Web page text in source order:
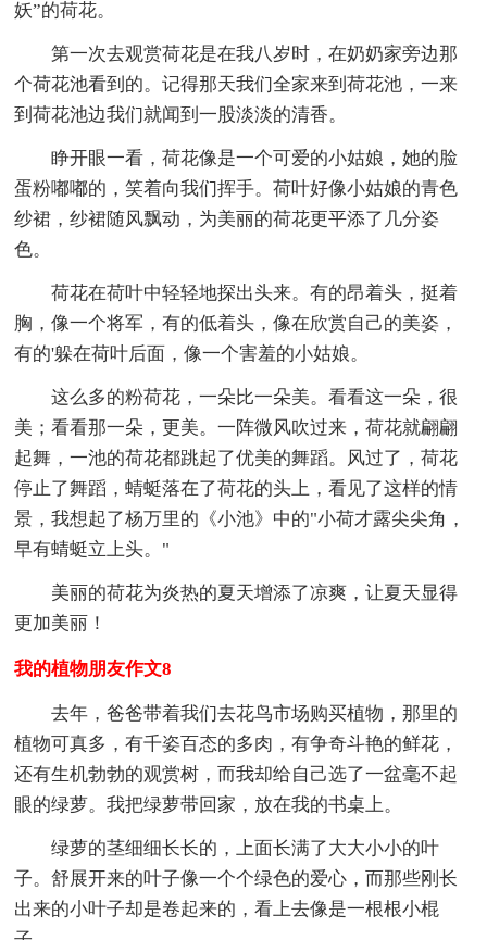
妖”的荷花。
第一次去观赏荷花是在我八岁时，在奶奶家旁边那
个荷花池看到的。记得那天我们全家来到荷花池，一来
到荷花池边我们就闻到一股淡淡的清香。
睁开眼一看，荷花像是一个可爱的小姑娘，她的脸
蛋粉嘟嘟的，笑着向我们挥手。荷叶好像小姑娘的青色
纱裙，纱裙随风飘动，为美丽的荷花更平添了几分姿
色。
荷花在荷叶中轻轻地探出头来。有的昂着头，挺着
胸，像一个将军，有的低着头，像在欣赏自己的美姿，
有的'躲在荷叶后面，像一个害羞的小姑娘。
这么多的粉荷花，一朵比一朵美。看看这一朵，很
美；看看那一朵，更美。一阵微风吹过来，荷花就翩翩
起舞，一池的荷花都跳起了优美的舞蹈。风过了，荷花
停止了舞蹈，蜻蜓落在了荷花的头上，看见了这样的情
景，我想起了杨万里的《小池》中的"小荷才露尖尖角，
早有蜻蜓立上头。"
美丽的荷花为炎热的夏天增添了凉爽，让夏天显得
更加美丽！
我的植物朋友作文8
去年，爸爸带着我们去花鸟市场购买植物，那里的
植物可真多，有千姿百态的多肉，有争奇斗艳的鲜花，
还有生机勃勃的观赏树，而我却给自己选了一盆毫不起
眼的绿萝。我把绿萝带回家，放在我的书桌上。
绿萝的茎细细长长的，上面长满了大大小小的叶
子。舒展开来的叶子像一个个绿色的爱心，而那些刚长
出来的小叶子却是卷起来的，看上去像是一根根小棍